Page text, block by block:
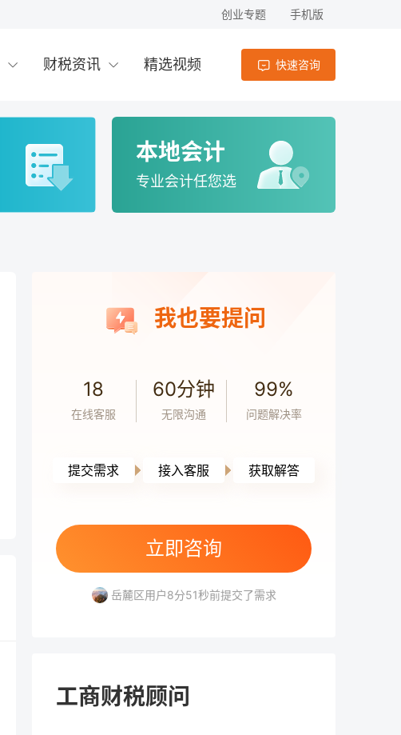
创业专题 手机版
财税资讯 精选视频 快速咨询
本地会计
专业会计任您选
我也要提问
18
在线客服
60分钟
无限沟通
99%
问题解决率
提交需求 接入客服 获取解答
立即咨询
天心区用户7分36秒前提交了需求
岳麓区用户4分8秒前提交了需求
岳麓区用户8分51秒前提交了需求
天心区用户7分1秒前提交了需求
工商财税顾问
企业与个人签订货物等动产买卖合同时，企
5小时前
我公司出售自用固定资产并与对方签订合
出资本化后，是否需计入房产原值并据此缴
我公司向新加坡企业派遣人员提供咨询劳
务，请问在哪些情况下会被新加坡税务机关
会计
5小时前
价政策不符合B国要求，可能面临双重征税风
险。针对这一情况，请问公司应如何应对？
5小时前
公司办公用房在2024年10月15日之前用于出
租，15日之后改为自用，10月份的房产税应
我公司同时申报“六税两费”减免优惠与重点群
体、扶持自主就业退役士兵创业就业政策的